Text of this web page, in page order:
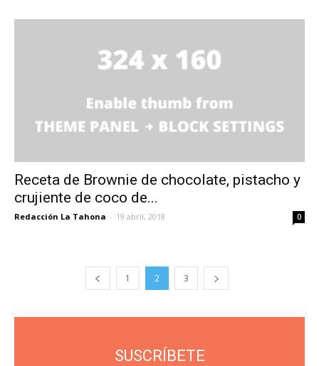
Receta de Brownie de chocolate, pistacho y
crujiente de coco de...
Redacción La Tahona - 19 abril, 2018 0
1 2 3
SUSCRÍBETE